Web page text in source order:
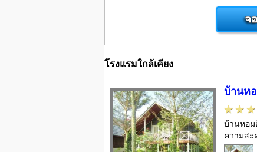
โรงแรมใกล้เคียง
บ้านห
บ้านหอม
ความสะ